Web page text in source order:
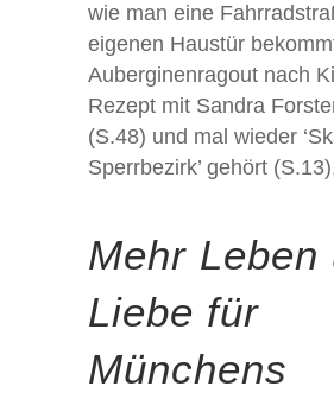
wie man eine
eigenen Haustür
Auberginenragout nach
Rezept mit Sandra
(S.48) und mal wieder
Sperrbezirk’ gehört
Mehr Leben
Liebe für
Münchens